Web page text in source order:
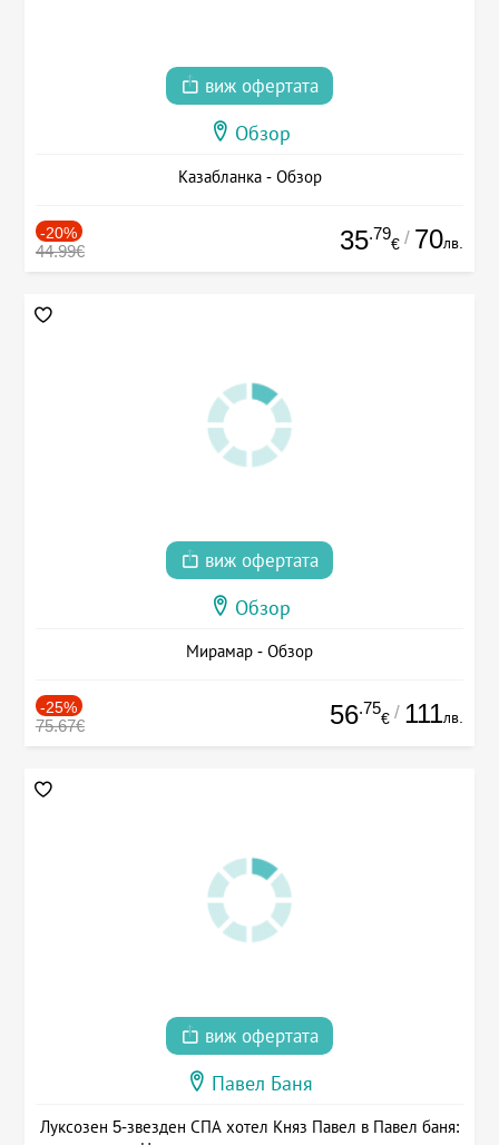
виж офертата
Обзор
Казабланка - Обзор
-20%
44.99€ 35.79
€ / 70лв.
виж офертата
Обзор
Мирамар - Обзор
-25%
75.67€ 56.75
€ / 111лв.
виж офертата
Павел Баня
Луксозен 5-звезден СПА хотел Княз Павел в Павел баня: